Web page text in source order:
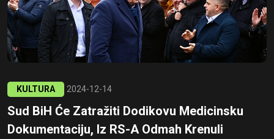
KULTURA 2024-12-14
Sud BiH Će Zatražiti Dodikovu Medicinsku
Dokumentaciju, Iz RS-A Odmah Krenuli